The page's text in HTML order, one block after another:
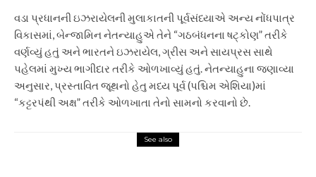
વડા પ્રધાનની ઇઝરાયેલની મુલાકાતની પૂર્વસંધ્યાએ અન્ય નોંધપાત્ર
વિકાસમાં, બેન્જામિન નેતન્યાહુએ તેને “ગઠબંધનના ષટ્કોણ” તરીકે
વર્ણવ્યું હતું અને ભારતને ઇઝરાયેલ, ગ્રીસ અને સાયપ્રસ સાથે
પહેલમાં મુખ્ય ભાગીદાર તરીકે ઓળખાવ્યું હતું. નેતન્યાહુના જણાવ્યા
અનુસાર, પ્રસ્તાવિત જૂથનો હેતુ મધ્ય પૂર્વ (પશ્ચિમ એશિયા)માં
“કટ્ટરપંથી અક્ષ” તરીકે ઓળખાતા તેનો સામનો કરવાનો છે.
See also